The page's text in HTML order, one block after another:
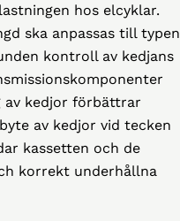
hos elcyklar.
ska anpassas till typen
kontroll av kedjans
av kedjor förbättrar
av kedjor vid tecken
kassetten och de
korrekt underhållna